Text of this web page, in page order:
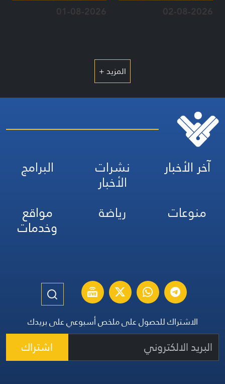
02-08-2026
01-08-2026
المزيد +
آخر الأخبار نشرات
الأخبار
البرامج
منوعات
رياضة مواقع
وخدمات
الاشتراك للحصول على ملخص أسبوعي على بريدك
اشتراك